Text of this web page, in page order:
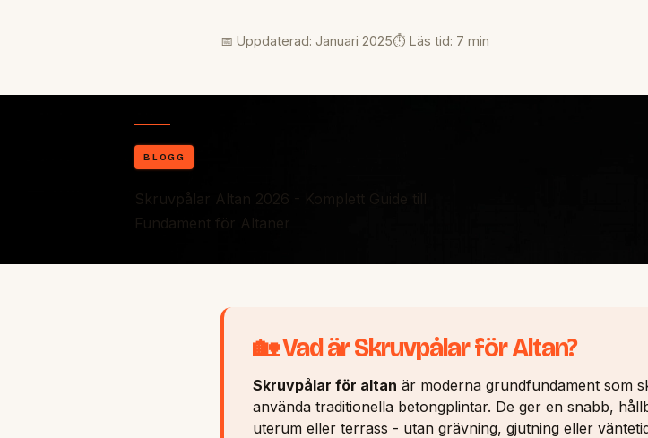
📅 Uppdaterad: Januari 2025⏱️ Läs tid: 7 min
BLOGG
Skruvpålar Altan 2026 - Komplett Guide till
Fundament för Altaner
🏡 Vad är Skruvpålar för Altan?
Skruvpålar för altan är moderna grundfundament som
använda traditionella betongplintar. De ger en snabb,
uterum eller terrass - utan grävning, gjutning eller